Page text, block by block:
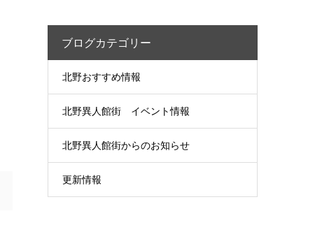
ブログカテゴリー
北野おすすめ情報
北野異人館街 イベント情報
北野異人館街からのお知らせ
更新情報